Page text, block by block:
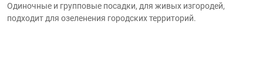
Одиночные и групповые посадки, для живых изгородей,
подходит для озеленения городских территорий.